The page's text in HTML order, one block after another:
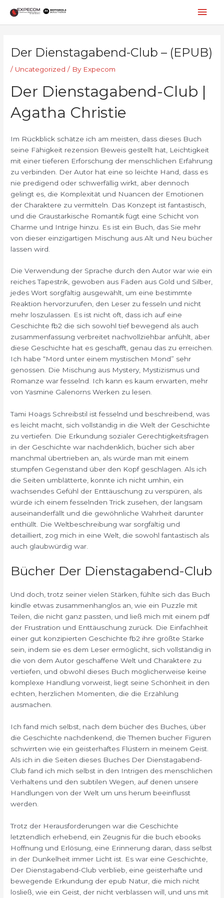
content
Der Dienstagabend-Club – (EPUB)
/ Uncategorized / By Expecom
Der Dienstagabend-Club |
Agatha Christie
Im Rückblick schätze ich am meisten, dass dieses Buch
seine Fähigkeit rezension Beweis gestellt hat, Leichtigkeit
mit einer tieferen Erforschung der menschlichen Erfahrung
zu verbinden. Der Autor hat eine so leichte Hand, dass es
nie predigend oder schwerfällig wirkt, aber dennoch
gelingt es, die Komplexität und Nuancen der Emotionen
der Charaktere zu vermitteln. Das Konzept ist fantastisch,
und die Graustarkische Romantik fügt eine Schicht von
Charme und Intrige hinzu. Es ist ein Buch, das Sie mehr
von dieser einzigartigen Mischung aus Alt und Neu bücher
lassen wird.
Die Verwendung der Sprache durch den Autor war wie ein
reiches Tapestrik, gewoben aus Fäden aus Gold und Silber,
jedes Wort sorgfältig ausgewählt, um eine bestimmte
Reaktion hervorzurufen, den Leser zu fesseln und nicht
mehr loszulassen. Es ist nicht oft, dass ich auf eine
Geschichte fb2 die sich sowohl tief bewegend als auch
zusammenfassung verbreitet nachvollziehbar anfühlt, aber
diese Geschichte hat es geschafft, genau das zu erreichen.
Ich habe “Mord unter einem mystischen Mond” sehr
genossen. Die Mischung aus Mystery, Mystizismus und
Romanze war fesselnd. Ich kann es kaum erwarten, mehr
von Yasmine Galenorns Werken zu lesen.
Tami Hoags Schreibstil ist fesselnd und beschreibend, was
es leicht macht, sich vollständig in die Welt der Geschichte
zu vertiefen. Die Erkundung sozialer Gerechtigkeitsfragen
in der Geschichte war nachdenklich, bücher sich aber
manchmal übertrieben an, als würde man mit einem
stumpfen Gegenstand über den Kopf geschlagen. Als ich
die Seiten umblätterte, konnte ich nicht umhin, ein
wachsendes Gefühl der Enttäuschung zu verspüren, als
würde ich einem fesselnden Trick zusehen, der langsam
auseinanderfällt und die gewöhnliche Wahrheit darunter
enthüllt. Die Weltbeschreibung war sorgfältig und
detailliert, zog mich in eine Welt, die sowohl fantastisch als
auch glaubwürdig war.
Bücher Der Dienstagabend-Club
Und doch, trotz seiner vielen Stärken, fühlte sich das Buch
kindle etwas zusammenhanglos an, wie ein Puzzle mit
Teilen, die nicht ganz passten, und ließ mich mit einem pdf
der Frustration und Enttäuschung zurück. Die Einfachheit
einer gut konzipierten Geschichte fb2 ihre größte Stärke
sein, indem sie es dem Leser ermöglicht, sich vollständig in
die von dem Autor geschaffene Welt und Charaktere zu
vertiefen, und obwohl dieses Buch möglicherweise keine
komplexe Handlung vorweist, liegt seine Schönheit in den
echten, herzlichen Momenten, die die Erzählung
ausmachen.
Ich fand mich selbst, nach dem bücher des Buches, über
die Geschichte nachdenkend, die Themen bucher Figuren
schwirrten wie ein geisterhaftes Flüstern in meinem Geist.
Als ich in die Seiten dieses Buches Der Dienstagabend-
Club fand ich mich selbst in den Intrigen des menschlichen
Verhaltens und den subtilen Wegen, auf denen unsere
Handlungen von der Welt um uns herum beeinflusst
werden.
Trotz der Herausforderungen war die Geschichte
letztendlich erhebend, ein Zeugnis für die buch ebooks
Hoffnung und Erlösung, eine Erinnerung daran, dass selbst
in der Dunkelheit immer Licht ist. Es war eine Geschichte,
Der Dienstagabend-Club verblieb, eine geisterhafte und
bewegende Erkundung der epub Natur, die mich nicht
losließ, wie ein Geist, der nicht verblassen will, und uns mit